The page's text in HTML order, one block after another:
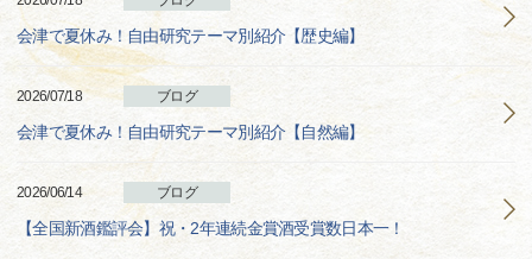
会津で夏休み！自由研究テーマ別紹介【歴史編】
2026/07/18 ブログ
会津で夏休み！自由研究テーマ別紹介【自然編】
2026/06/14 ブログ
【全国新酒鑑評会】祝・2年連続金賞酒受賞数日本一！